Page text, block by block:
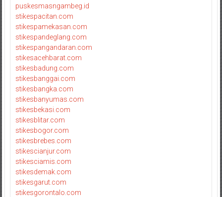
puskesmasngambeg.id
stikespacitan.com
stikespamekasan.com
stikespandeglang.com
stikespangandaran.com
stikesacehbarat.com
stikesbadung.com
stikesbanggai.com
stikesbangka.com
stikesbanyumas.com
stikesbekasi.com
stikesblitar.com
stikesbogor.com
stikesbrebes.com
stikescianjur.com
stikesciamis.com
stikesdemak.com
stikesgarut.com
stikesgorontalo.com